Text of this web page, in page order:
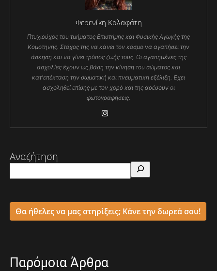
Φερενίκη Καλαφάτη
Πτυχιούχος του τμήματος Επιστήμης και Φυσικής Αγωγής της
Κομοτηνής. Στόχος της να κάνει τον κόσμο να αγαπήσει την
άσκηση και να γίνει τρόπος ζωής τους. Οι αγαπημένες της
ασχολίες έχουν ως βάση την κίνηση του σώματος και
κατ'επέκταση την σωματική και πνευματική εξέλιξη. Έχει
ασχοληθεί επίσης με τον χορό και της αρέσουν οι
φωτογραφήσεις.
Αναζήτηση
Θα ήθελες να μας στηρίξεις; Κάνε την δωρεά σου!
Παρόμοια Άρθρα